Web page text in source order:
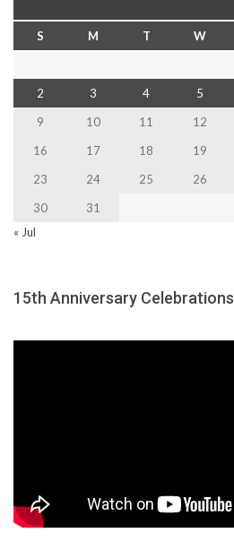
S M T W
2
3 4 5
9
10 11 12
16
17 18 19
23
24 25 26
30
31
« Jul
15th Anniversary Celebrations